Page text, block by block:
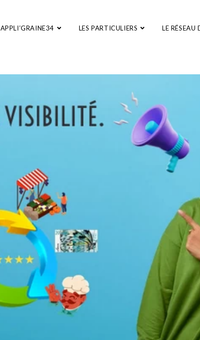
APPLI’GRAINE34 LES PARTICULIERS LE RÉSEAU